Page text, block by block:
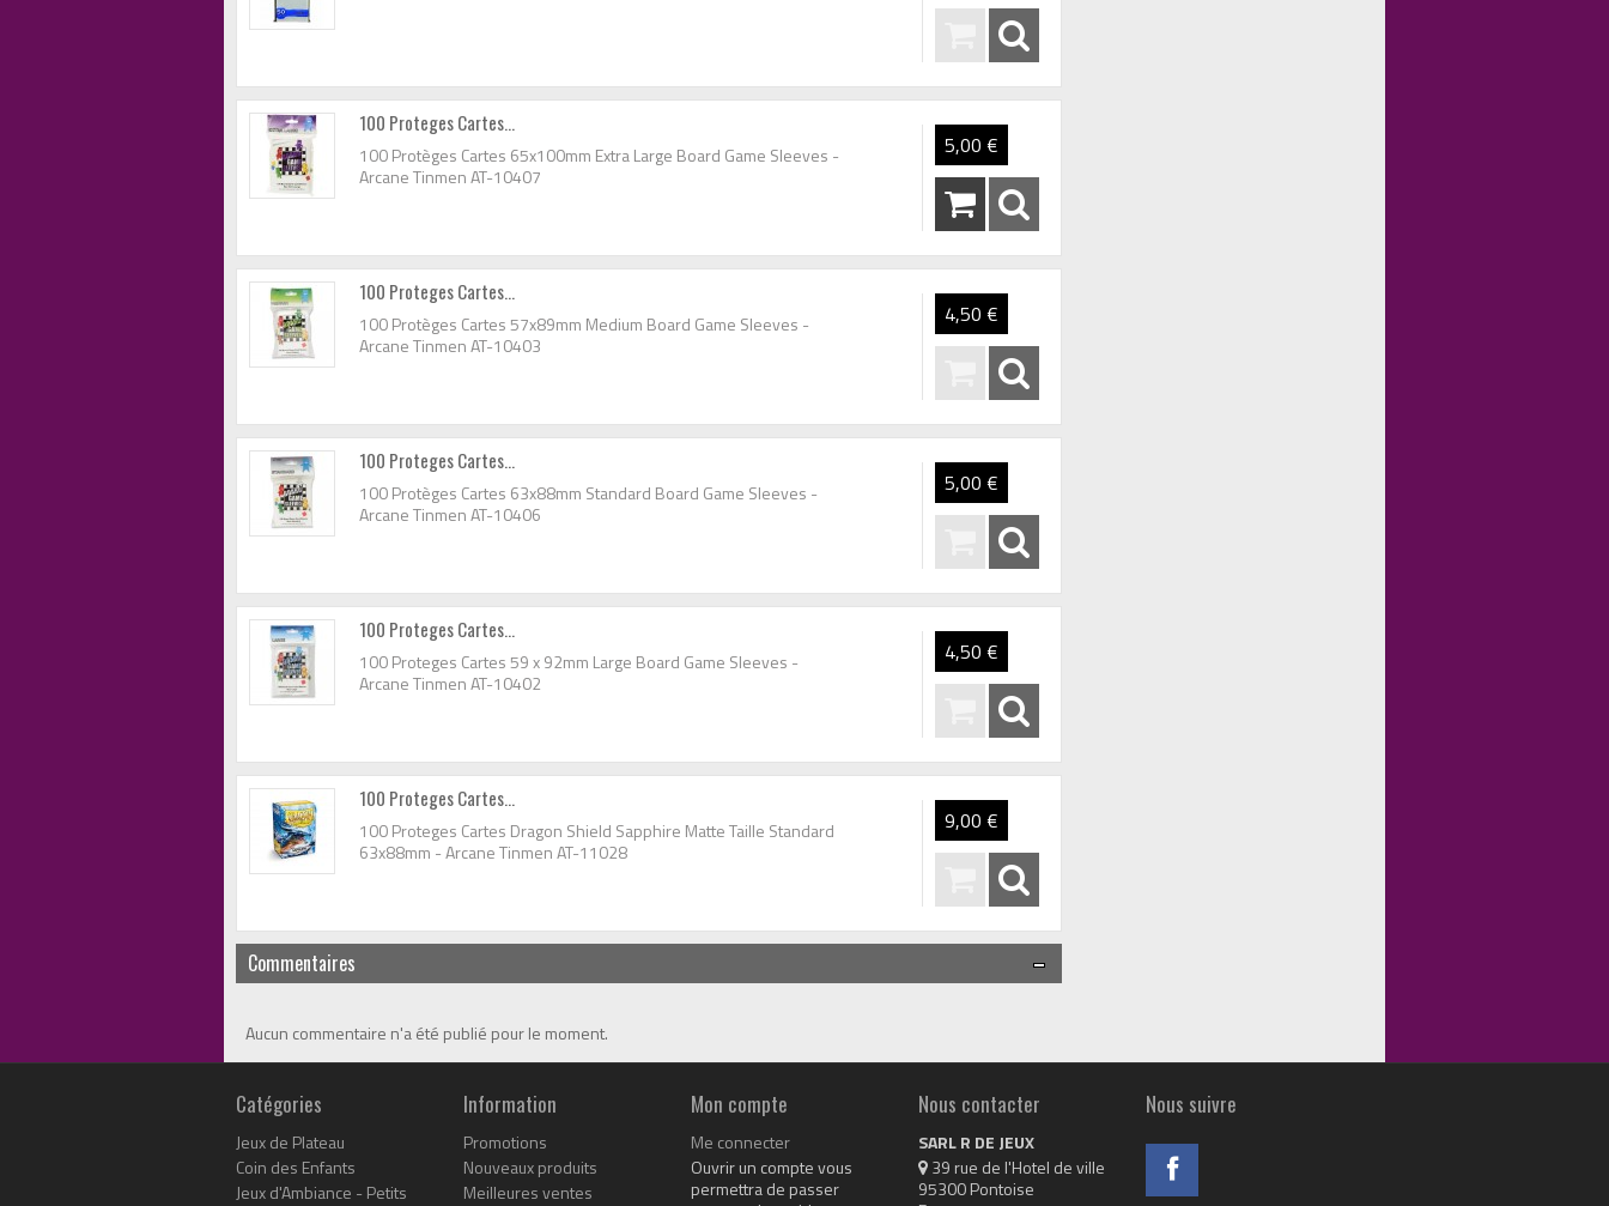
100 Proteges Cartes...
100 Protèges Cartes 65x100mm Extra Large Board Game Sleeves -
Arcane Tinmen AT-10407
5,00 €
100 Proteges Cartes...
100 Protèges Cartes 57x89mm Medium Board Game Sleeves -
Arcane Tinmen AT-10403
4,50 €
100 Proteges Cartes...
100 Protèges Cartes 63x88mm Standard Board Game Sleeves -
Arcane Tinmen AT-10406
5,00 €
100 Proteges Cartes...
100 Proteges Cartes 59 x 92mm Large Board Game Sleeves -
Arcane Tinmen AT-10402
4,50 €
100 Proteges Cartes...
100 Proteges Cartes Dragon Shield Sapphire Matte Taille Standard
63x88mm - Arcane Tinmen AT-11028
9,00 €
Commentaires
Aucun commentaire n'a été publié pour le moment.
Catégories
Jeux de Plateau
Coin des Enfants
Jeux d'Ambiance - Petits
Information
Promotions
Nouveaux produits
Meilleures ventes
Mon compte
Me connecter
Ouvrir un compte vous
permettra de passer
Nous contacter
SARL R DE JEUX
39 rue de l'Hotel de ville
95300 Pontoise
Nous suivre